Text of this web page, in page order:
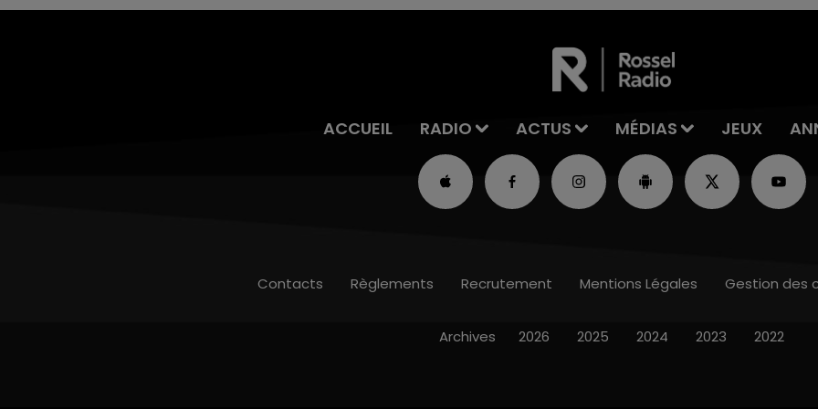
ACCUEIL RADIO ACTUS MÉDIAS JEUX
Contacts Règlements Recrutement Mentions Légales Gestion des
Archives 2026 2025 2024 2023 2022